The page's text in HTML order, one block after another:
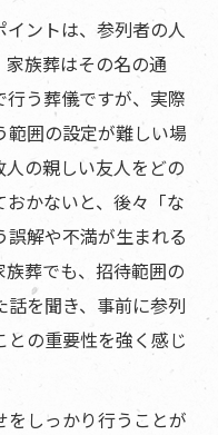
イントは、参列者の人
族葬はその名の通
行う葬儀ですが、実際
範囲の設定が難しい場
の親しい友人をどの
かないと、後々「な
解や不満が生まれる
葬でも、招待範囲の
を聞き、事前に参列
の重要性を強く感じ
しっかり行うことが